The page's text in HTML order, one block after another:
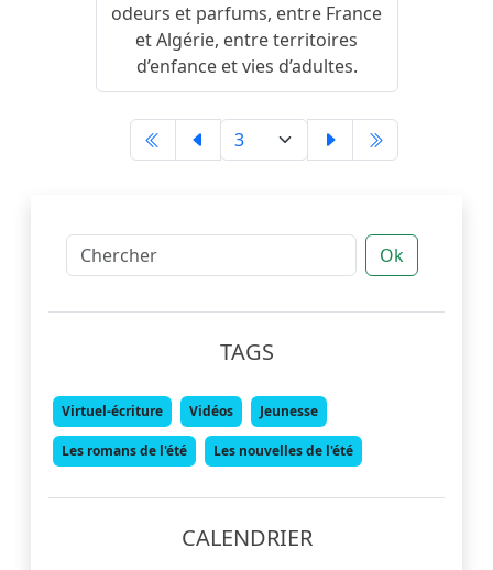
odeurs et parfums, entre France
et Algérie, entre territoires
d’enfance et vies d’adultes.
Ok
TAGS
Virtuel-écriture Vidéos Jeunesse
Les romans de l'été Les nouvelles de l'été
CALENDRIER